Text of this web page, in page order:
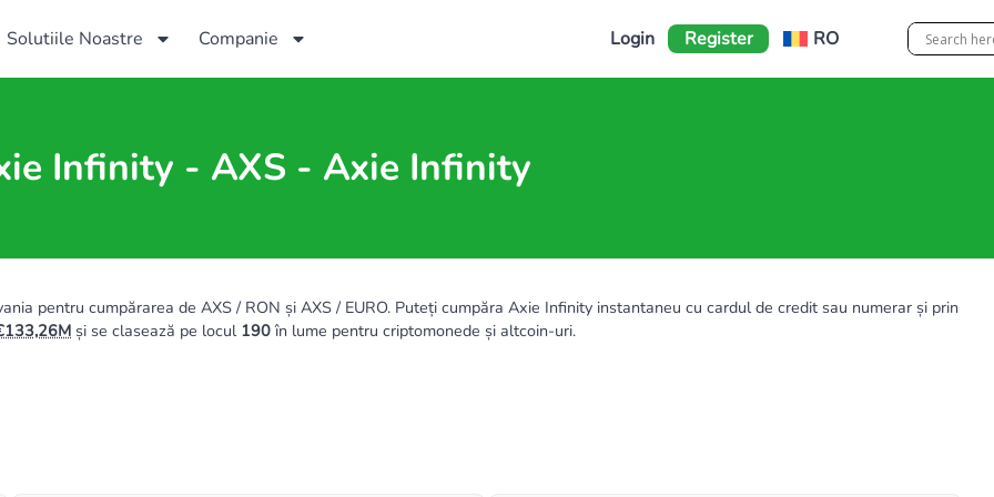
Solutiile Noastre Companie Login Register RO
Infinity - AXS - Axie Infinity
pentru cumpărarea de AXS / RON și AXS / EURO. Puteți cumpăra Axie Infinity instantaneu cu cardul de credit sau numerar și prin
și se clasează pe locul 190în lume pentru criptomonede și altcoin-uri.